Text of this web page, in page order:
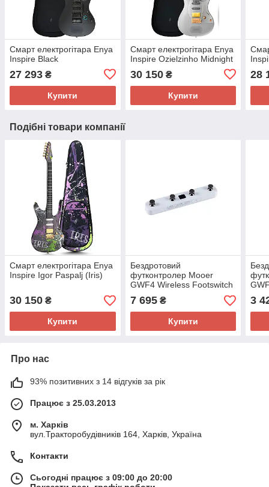
Смарт електрогітара Enya
Inspire Black
27 293 ₴
Купити
Смарт електрогітара Enya
Inspire Ozielzinho Midnight
30 150₴
Купити
28
Подібні товари компанії
Смарт електрогітара Enya
Inspire Igor Paspalj (Iris)
30 150 ₴
Купити
Бездротовий
футконтролер Mooer
GWF4 Wireless Footswitch
(White)
7 695₴
Купити
3
Про нас
93% позитивних з 14 відгуків за рік
Працює з 25.03.2013
м. Харків
вул.Тракторобудівників 164, Харків, Україна
Контакти
Сьогодні працює з 09:00 до 20:00